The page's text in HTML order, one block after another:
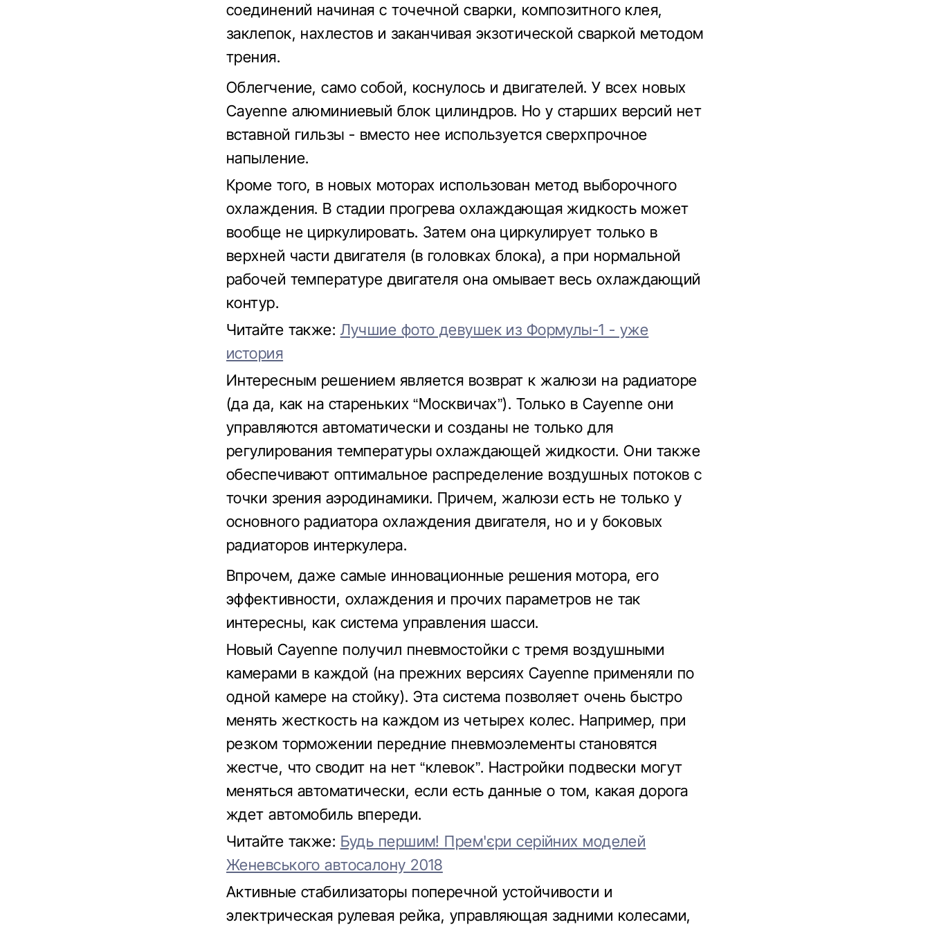
соединений начиная с точечной сварки, композитного клея,
заклепок, нахлестов и заканчивая экзотической сваркой методом
трения.
Облегчение, само собой, коснулось и двигателей. У всех новых
Cayenne алюминиевый блок цилиндров. Но у старших версий нет
вставной гильзы - вместо нее используется сверхпрочное
напыление.
Кроме того, в новых моторах использован метод выборочного
охлаждения. В стадии прогрева охлаждающая жидкость может
вообще не циркулировать. Затем она циркулирует только в
верхней части двигателя (в головках блока), а при нормальной
рабочей температуре двигателя она омывает весь охлаждающий
контур.
Читайте также: Лучшие фото девушек из Формулы-1 - уже
история
Интересным решением является возврат к жалюзи на радиаторе
(да да, как на стареньких “Москвичах”). Только в Cayenne они
управляются автоматически и созданы не только для
регулирования температуры охлаждающей жидкости. Они также
обеспечивают оптимальное распределение воздушных потоков с
точки зрения аэродинамики. Причем, жалюзи есть не только у
основного радиатора охлаждения двигателя, но и у боковых
радиаторов интеркулера.
Впрочем, даже самые инновационные решения мотора, его
эффективности, охлаждения и прочих параметров не так
интересны, как система управления шасси.
Новый Cayenne получил пневмостойки с тремя воздушными
камерами в каждой (на прежних версиях Cayenne применяли по
одной камере на стойку). Эта система позволяет очень быстро
менять жесткость на каждом из четырех колес. Например, при
резком торможении передние пневмоэлементы становятся
жестче, что сводит на нет “клевок”. Настройки подвески могут
меняться автоматически, если есть данные о том, какая дорога
ждет автомобиль впереди.
Читайте также: Будь першим! Прем'єри серійних моделей
Женевського автосалону 2018
Активные стабилизаторы поперечной устойчивости и
электрическая рулевая рейка, управляющая задними колесами,